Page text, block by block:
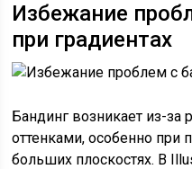
Избежание
при градиентах
Бандинг возникает из-
оттенками, особенно при
больших плоскостях. В